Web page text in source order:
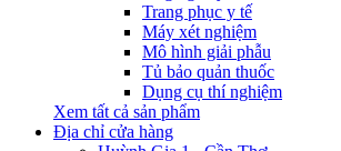
Trang phục y tế
Máy xét nghiệm
Mô hình giải phẫu
Tủ bảo quản thuốc
Dụng cụ thí nghiệm
Xem tất cả sản phẩm
Địa chỉ cửa hàng